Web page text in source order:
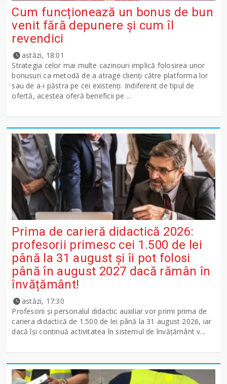
Cum funcționează un bonus de bun
venit fără depunere și cum îl
revendici
astăzi, 18:01
Strategia celor mai multe cazinouri implică folosirea unor
bonusuri ca metodă de a atrage clienți către platforma lor
sau de a-i păstra pe cei existenți. Indiferent de tipul de
ofertă, acestea oferă beneficii pe ...
Prima de carieră didactică 2026:
profesorii primesc cei 1.500 de lei
până la 31 august și îi pot folosi
până în august 2027 dacă rămân în
învățământ!
astăzi, 17:30
Profesorii și personalul didactic auxiliar vor primi prima de
cariera didactică de 1.500 de lei până la 31 august 2026, iar
dacă își continuă activitatea în sistemul de învățământ v...